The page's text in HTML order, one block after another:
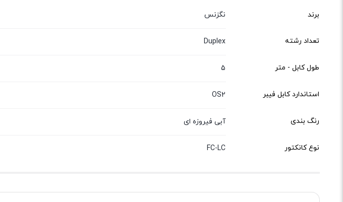
برند نگزنس
تعداد رشته Duplex
طول کابل - متر 5
استاندارد کابل فیبر OS2
رنگ بندی آبی فیروزه ای
نوع کانکتور FC-LC